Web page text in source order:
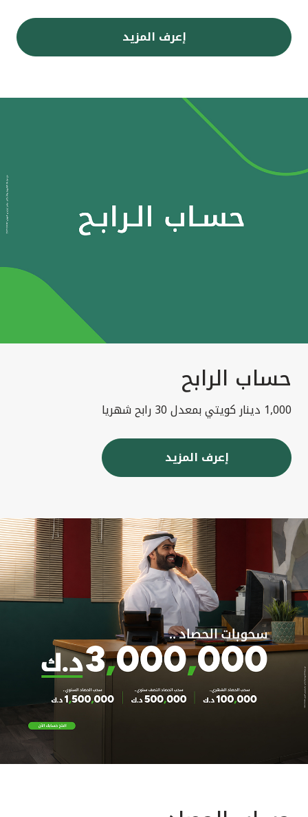
إعرف المزيد
حساب الرابح
1,000 دينار كويتي بمعدل 30 رابح شهريا
إعرف المزيد